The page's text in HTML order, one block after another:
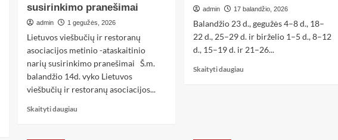
susirinkimo pranešimai
admin 1 gegužės, 2026
Lietuvos viešbučių ir restoranų
asociacijos metinio -ataskaitinio
narių susirinkimo pranešimai Š.m.
balandžio 14d. vyko Lietuvos
viešbučių ir restoranų asociacijos...
Skaityti daugiau
admin 17 balandžio, 2026
Balandžio 23 d., gegužės 4–8 d., 18–
22 d., 25–29 d. ir birželio 1–5 d., 8–12
d., 15–19 d. ir 21–26...
Skaityti daugiau